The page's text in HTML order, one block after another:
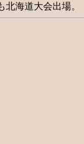
海道大会出場。